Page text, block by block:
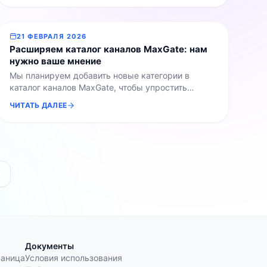
подписчиков отдельно в Telegram и отдельно в
[…]
21 ФЕВРАЛЯ 2026
Расширяем каталог каналов MaxGate: нам
нужно ваше мнение
Мы планируем добавить новые категории в
каталог каналов MaxGate, чтобы упростить
релевантный контент. Просим вас пройти
ЧИТАТЬ ДАЛЕЕ
Документы
Условия использования